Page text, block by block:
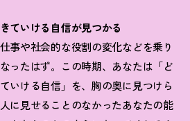
ていける自信が見つかる
事や社会的な役割の変化などを乗り
ったはず。この時期、あなたは「ど
いける自信」を、胸の奥に見つけら
に見せることのなかったあなたの能